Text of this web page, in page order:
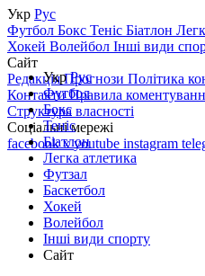
Укр Рус
Футбол Бокс Теніс Біатлон
Хокей Волейбол Інші види
Сайт
РедакціяПрогнози Політика
КонтактиПравила
Структура власності
Соціальні мережі
facebookxyoutube instagram
УкрРус
Футбол
Бокс
Теніс
Біатлон
Легка атлетика
Футзал
Баскетбол
Хокей
Волейбол
Інші види спорту
Сайт